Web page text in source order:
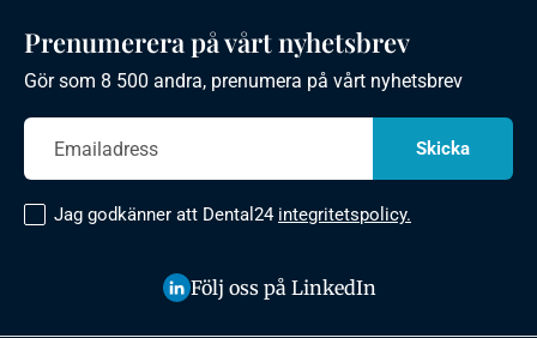
Prenumerera på vårt nyhetsbrev
Gör som 8 500 andra, prenumera på vårt nyhetsbrev
Jag godkänner att Dental24 integritetspolicy.
Följ oss på LinkedIn